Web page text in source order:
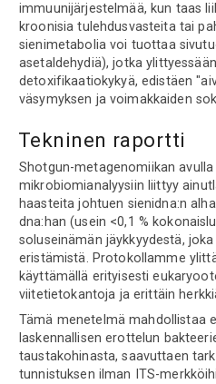
immuunijärjestelmää, kun taas
kroonisia tulehdusvasteita tai
sienimetabolia voi tuottaa
asetaldehydiä), jotka
detoxifikaatiokykyä, edistäen
väsymyksen ja voimakkaiden
Tekninen raportti
Shotgun-metagenomiikan
mikrobiomianalyysiin liittyy
haasteita johtuen sienidna:n
dna:han (usein <0,1 %
soluseinämän jäykkyydestä,
eristämistä. Protokollamme
käyttämällä erityisesti
viitetietokantoja ja erittäin
Tämä menetelmä mahdollistaa
laskennallisen erottelun
taustakohinasta, saavuttaen
tunnistuksen ilman ITS-